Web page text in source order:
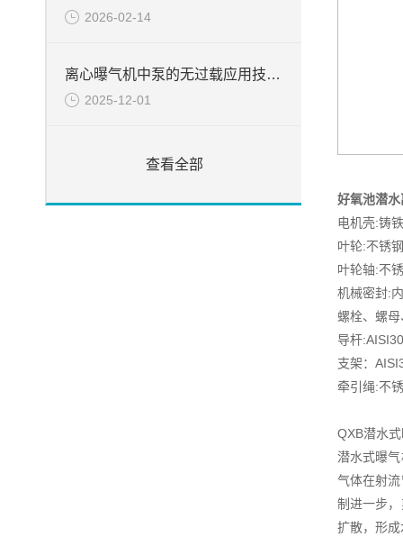
2026-02-14
离心曝气机中泵的无过载应用技术说明
2025-12-01
查看全部
好氧池潜
电机壳:铸
叶轮:不锈
叶轮轴:不
机械密封:
螺栓、螺
导杆
支架：
牵引绳:不
QXB潜水
潜水式曝
气体在射
制进一步
扩散，形